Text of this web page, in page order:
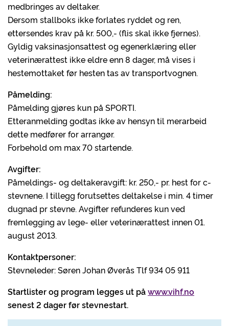
medbringes av deltaker.
Dersom stallboks ikke forlates ryddet og ren,
ettersendes krav på kr. 500,- (flis skal ikke fjernes).
Gyldig vaksinasjonsattest og egenerklæring eller
veterinærattest ikke eldre enn 8 dager, må vises i
hestemottaket før hesten tas av transportvognen.
Påmelding:
Påmelding gjøres kun på SPORTI.
Etteranmelding godtas ikke av hensyn til merarbeid
dette medfører for arrangør.
Forbehold om max 70 startende.
Avgifter:
Påmeldings- og deltakeravgift: kr. 250,- pr. hest for c-
stevnene. I tillegg forutsettes deltakelse i min. 4 timer
dugnad pr stevne. Avgifter refunderes kun ved
fremlegging av lege- eller veterinærattest innen 01.
august 2013.
Kontaktpersoner:
Stevneleder: Søren Johan Øverås Tlf 934 05 911
Startlister og program legges ut påwww.vihf.no
senest 2 dager før stevnestart.